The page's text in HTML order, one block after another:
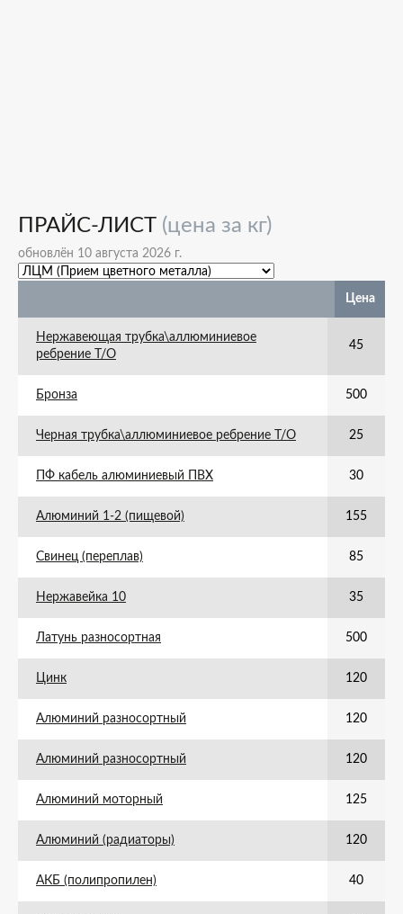
ПРАЙС-ЛИСТ (цена за кг)
обновлён 10 августа 2026 г.
Цена
Нержавеющая трубка\аллюминиевое
ребрение Т/О
45
Бронза 500
Черная трубка\аллюминиевое ребрение Т/О 25
ПФ кабель алюминиевый ПВХ 30
Алюминий 1-2 (пищевой) 155
Свинец (переплав) 85
Нержавейка 10 35
Латунь разносортная 500
Цинк 120
Алюминий разносортный 120
Алюминий разносортный 120
Алюминий моторный 125
Алюминий (радиаторы) 120
АКБ (полипропилен) 40